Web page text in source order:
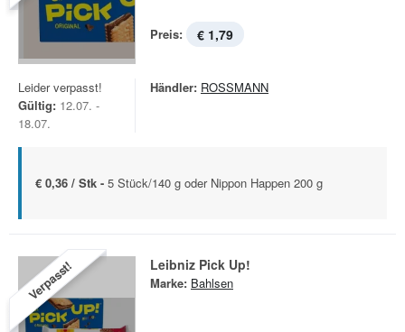
Preis: € 1,79
Leider verpasst!
Gültig: 12.07. -
18.07.
Händler: ROSSMANN
€ 0,36 / Stk - 5 Stück/140 g oder Nippon Happen 200 g
Verpasst! Leibniz Pick Up!
Marke: Bahlsen